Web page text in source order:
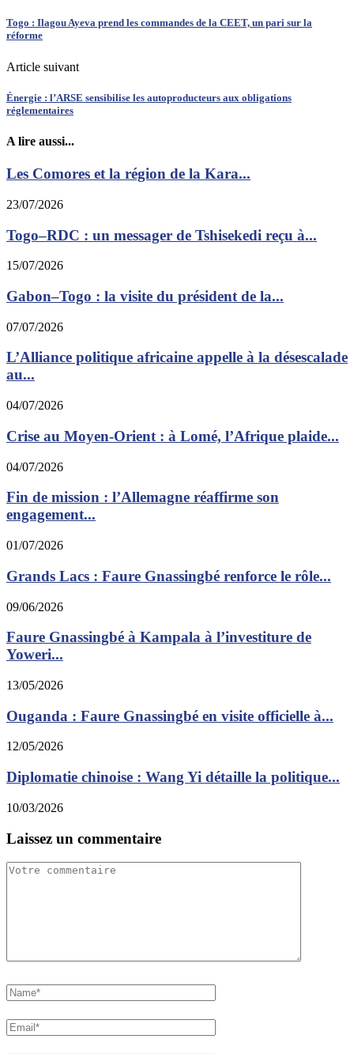
Togo : Ilagou Ayeva prend les commandes de la CEET, un pari sur la
réforme
Article suivant
Énergie : l’ARSE sensibilise les autoproducteurs aux obligations
réglementaires
A lire aussi...
Les Comores et la région de la Kara...
23/07/2026
Togo–RDC : un messager de Tshisekedi reçu à...
15/07/2026
Gabon–Togo : la visite du président de la...
07/07/2026
L’Alliance politique africaine appelle à la désescalade
au...
04/07/2026
Crise au Moyen-Orient : à Lomé, l’Afrique plaide...
04/07/2026
Fin de mission : l’Allemagne réaffirme son
engagement...
01/07/2026
Grands Lacs : Faure Gnassingbé renforce le rôle...
09/06/2026
Faure Gnassingbé à Kampala à l’investiture de
Yoweri...
13/05/2026
Ouganda : Faure Gnassingbé en visite officielle à...
12/05/2026
Diplomatie chinoise : Wang Yi détaille la politique...
10/03/2026
Laissez un commentaire